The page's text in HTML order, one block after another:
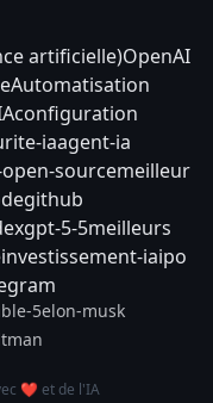
artificielle)OpenAI
Automatisation
configuration
iaagent-ia
sourcemeilleur
github
gpt-5-5meilleurs
investissement-iaipo
5elon-musk
❤️ et de l'IA